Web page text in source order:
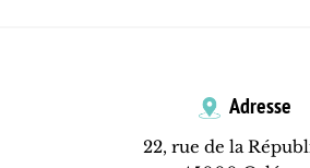
Adresse
22, rue de la